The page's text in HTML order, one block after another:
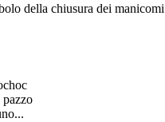
della chiusura dei manicomi
pazzo